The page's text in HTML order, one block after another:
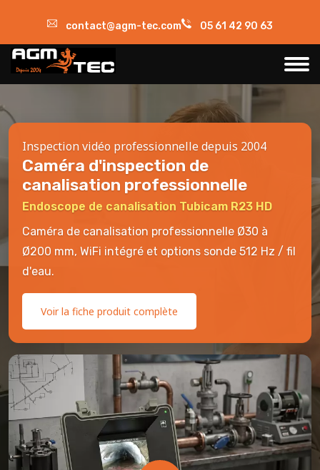
contact@agm-tec.com 05 61 42 90 63
Inspection vidéo professionnelle depuis 2004
Caméra d'inspection de
canalisation professionnelle
Endoscope de canalisation Tubicam R23 HD
Caméra de canalisation professionnelle Ø30 à
Ø200 mm, WiFi intégré et options sonde 512 Hz / fil
d'eau.
Voir la fiche produit complète